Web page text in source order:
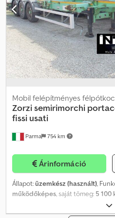
felfüggesztés, billenő és oldalsó
hátsó ajtóval, 2011-es évjárat,
felújítva. Eladó: INTERDRIVE SRL
Parma. Djdpslav Rqefx Afqekr
Parma 754 km
Mobil felépítményes
Zorzisemirimorchi
fissi usati
Árinformáció
Állapot:üzemkész (használt),
működőképes, saját tömeg: 5 100
,
forgalomba helyezés:07/2015,